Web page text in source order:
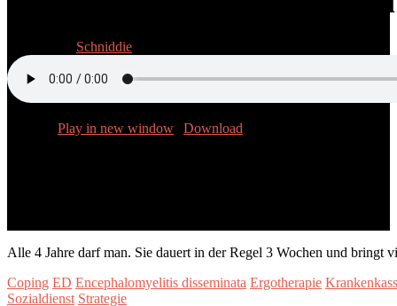
Schniddie
Play in new window Download
Alle 4 Jahre darf man. Sie dauert in der Regel 3 Wochen und
Coping ED Encephalomyelitis disseminata Ergotherapie
Sozialdienst Strategie